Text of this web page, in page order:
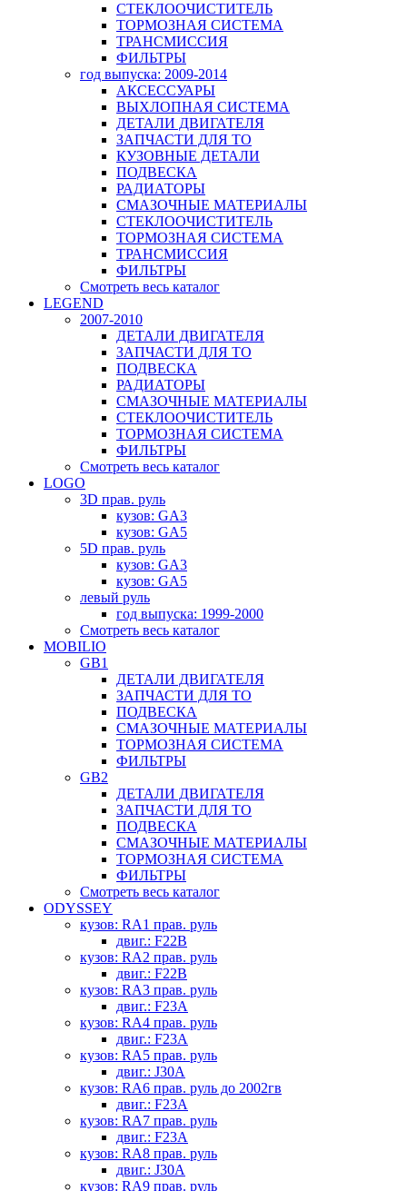
СТЕКЛООЧИСТИТЕЛЬ
ТОРМОЗНАЯ СИСТЕМА
ТРАНСМИССИЯ
ФИЛЬТРЫ
год выпуска: 2009-2014
АКСЕССУАРЫ
ВЫХЛОПНАЯ СИСТЕМА
ДЕТАЛИ ДВИГАТЕЛЯ
ЗАПЧАСТИ ДЛЯ ТО
КУЗОВНЫЕ ДЕТАЛИ
ПОДВЕСКА
РАДИАТОРЫ
СМАЗОЧНЫЕ МАТЕРИАЛЫ
СТЕКЛООЧИСТИТЕЛЬ
ТОРМОЗНАЯ СИСТЕМА
ТРАНСМИССИЯ
ФИЛЬТРЫ
Смотреть весь каталог
LEGEND
2007-2010
ДЕТАЛИ ДВИГАТЕЛЯ
ЗАПЧАСТИ ДЛЯ ТО
ПОДВЕСКА
РАДИАТОРЫ
СМАЗОЧНЫЕ МАТЕРИАЛЫ
СТЕКЛООЧИСТИТЕЛЬ
ТОРМОЗНАЯ СИСТЕМА
ФИЛЬТРЫ
Смотреть весь каталог
LOGO
3D прав. руль
кузов: GA3
кузов: GA5
5D прав. руль
кузов: GA3
кузов: GA5
левый руль
год выпуска: 1999-2000
Смотреть весь каталог
MOBILIO
GB1
ДЕТАЛИ ДВИГАТЕЛЯ
ЗАПЧАСТИ ДЛЯ ТО
ПОДВЕСКА
СМАЗОЧНЫЕ МАТЕРИАЛЫ
ТОРМОЗНАЯ СИСТЕМА
ФИЛЬТРЫ
GB2
ДЕТАЛИ ДВИГАТЕЛЯ
ЗАПЧАСТИ ДЛЯ ТО
ПОДВЕСКА
СМАЗОЧНЫЕ МАТЕРИАЛЫ
ТОРМОЗНАЯ СИСТЕМА
ФИЛЬТРЫ
Смотреть весь каталог
ODYSSEY
кузов: RA1 прав. руль
двиг.: F22B
кузов: RA2 прав. руль
двиг.: F22B
кузов: RA3 прав. руль
двиг.: F23A
кузов: RA4 прав. руль
двиг.: F23A
кузов: RA5 прав. руль
двиг.: J30A
кузов: RA6 прав. руль до 2002гв
двиг.: F23A
кузов: RA7 прав. руль
двиг.: F23A
кузов: RA8 прав. руль
двиг.: J30A
кузов: RA9 прав. руль